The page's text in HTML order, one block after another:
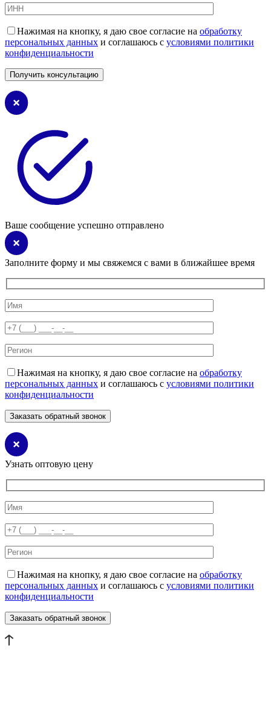
Нажимая на кнопку, я даю свое согласие на обработку
персональных данных и соглашаюсь с условиями политики
конфиденциальности
Ваше сообщение успешно отправлено
Заполните форму и мы свяжемся с вами в ближайшее время
Нажимая на кнопку, я даю свое согласие на обработку
персональных данных и соглашаюсь с условиями политики
конфиденциальности
Узнать оптовую цену
Нажимая на кнопку, я даю свое согласие на обработку
персональных данных и соглашаюсь с условиями политики
конфиденциальности